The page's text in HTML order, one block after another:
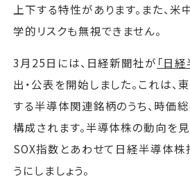
上下する特性があります。また、
学的リスクも無視できません。
3月25日には、日経新聞社が 「日
出・公表を開始しました。これは
する半導体関連銘柄のうち、時価
構成されます。半導体株の動向を
SOX指数とあわせて日経半導体株
うにしましょう。